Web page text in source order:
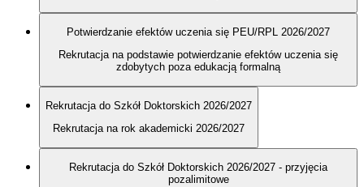
Potwierdzanie efektów uczenia się PEU/RPL 2026/2027
Rekrutacja na podstawie potwierdzanie efektów uczenia się
zdobytych poza edukacją formalną
Rekrutacja do Szkół Doktorskich 2026/2027
Rekrutacja na rok akademicki 2026/2027
Rekrutacja do Szkół Doktorskich 2026/2027 - przyjęcia
pozalimitowe